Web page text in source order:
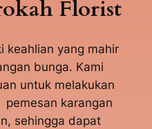
Florist
keahlian yang mahir
bunga. Kami
untuk melakukan
karangan
sehingga dapat